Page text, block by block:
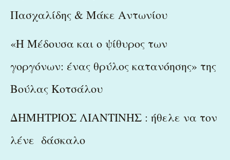
Πασχαλίδης & Μάκε Αντωνίου
«Η Μέδουσα και ο ψίθυρος των
γοργόνων: ένας θρύλος κατανόησης» της
Βούλας Κοτσάλου
ΔΗΜΗΤΡΙΟΣ ΛΙΑΝΤΙΝΗΣ : ήθελε να τον
λένε δάσκαλο